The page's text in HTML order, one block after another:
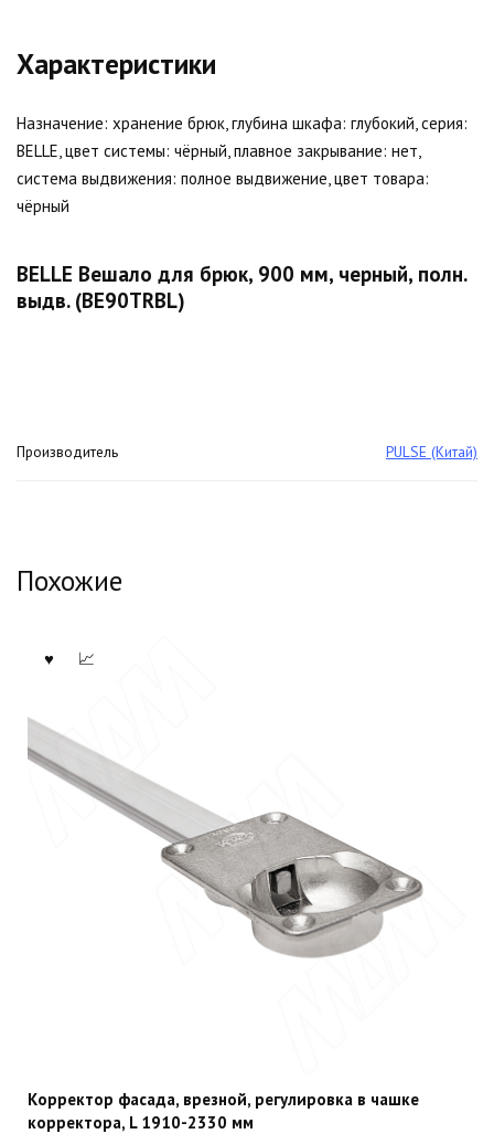
Характеристики
Назначение: хранение брюк, глубина шкафа: глубокий, серия:
BELLE, цвет системы: чёрный, плавное закрывание: нет,
система выдвижения: полное выдвижение, цвет товара:
чёрный
BELLE Вешало для брюк, 900 мм, черный, полн.
выдв. (BE90TRBL)
Производитель PULSE (Китай)
Похожие
Корректор фасада, врезной, регулировка в чашке
корректора, L 1910-2330 мм